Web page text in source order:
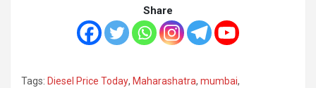
Share
Tags: Diesel Price Today, Maharashatra, mumbai,